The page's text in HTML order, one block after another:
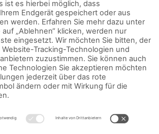
eure tollen Kekse, Kuchen und Torten
Wir freuen uns auf eure Inspirationen!